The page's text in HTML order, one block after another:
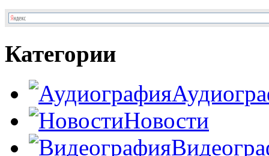
Категории
Новости